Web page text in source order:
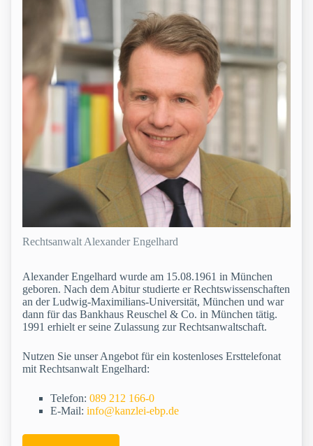
Rechtsanwalt Alexander Engelhard
Alexander Engelhard wurde am 15.08.1961 in München
geboren. Nach dem Abitur studierte er Rechtswissenschaften
an der Ludwig-Maximilians-Universität, München und war
dann für das Bankhaus Reuschel & Co. in München tätig.
1991 erhielt er seine Zulassung zur Rechtsanwaltschaft.
Nutzen Sie unser Angebot für ein kostenloses Ersttelefonat
mit Rechtsanwalt Engelhard:
Telefon: 089 212 166-0
E-Mail: info@kanzlei-ebp.de